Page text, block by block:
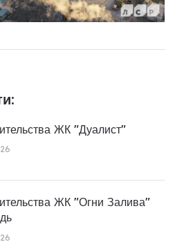
ЖК "Дуалист"
ЖК "Огни Залива"